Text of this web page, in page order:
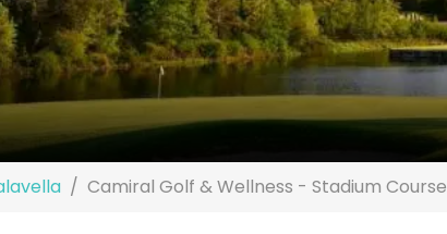
Camiral Golf & Wellness - Stadium Course